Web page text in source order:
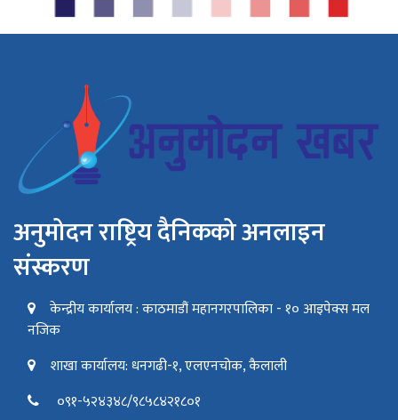
अनुमोदन राष्ट्रिय दैनिकको अनलाइन
संस्करण
केन्द्रीय कार्यालय : काठमाडौं महानगरपालिका - १० आइपेक्स मल
नजिक
शाखा कार्यालय: धनगढी-१, एलएनचोक, कैलाली
०९१-५२४३४८/९८५८४२१८०१